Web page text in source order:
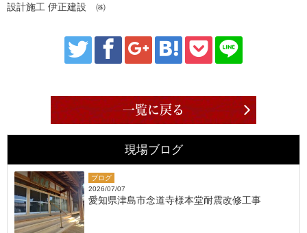
設計施工 伊正建設 ㈱
一覧に戻る
現場ブログ
ブログ
2026/07/07
愛知県津島市念道寺様本堂耐震改修工事